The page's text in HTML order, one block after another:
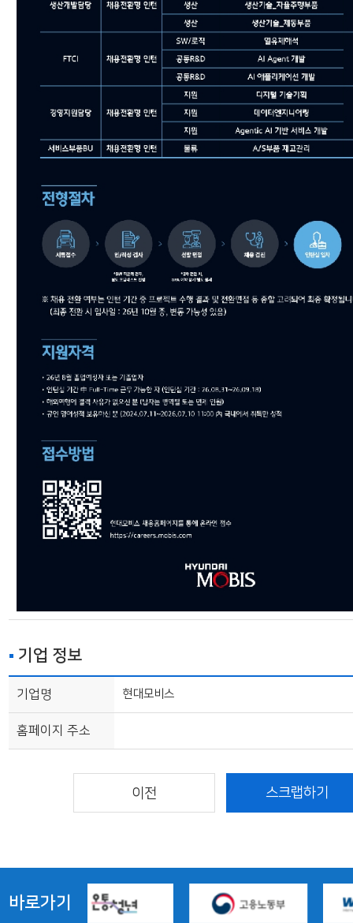
기업 정보
기업명 현대모비스
홈페이지 주소
바로가기